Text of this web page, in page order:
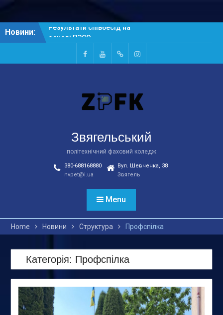
to
Новини:
Результати співбесід на
основі БСО
Рейтингові списки
абітурієнтів на основі
основі ПЗСО
FacebookYoutubeTelegtamInstagram
Звягельський
політехнічний фаховий коледж
380-688168880
nvpet@i.ua
Вул. Шевченка, 38
Звягель
Menu
Home Новини Структура Профспілка
Категорія: Профспілка